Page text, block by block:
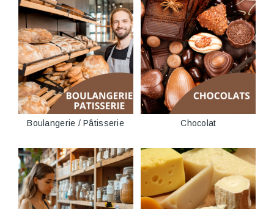
Boulangerie / Pâtisserie Chocolat